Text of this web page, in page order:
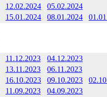
12.02.2024
05.02.2024
15.01.2024 08.01.2024
11.12.2023
04.12.2023
13.11.2023
06.11.2023
16.10.2023 09.10.2023
11.09.2023
04.09.2023